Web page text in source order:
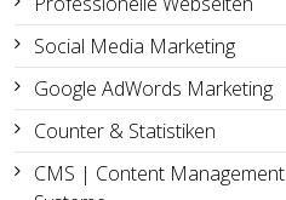
Social Media Marketing
Google AdWords Marketing
Counter & Statistiken
CMS | Content Management